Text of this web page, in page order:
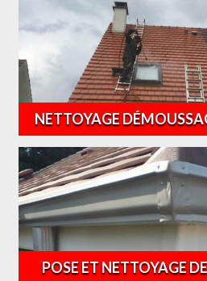
NETTOYAGE
POSE ET NETTOYAGE